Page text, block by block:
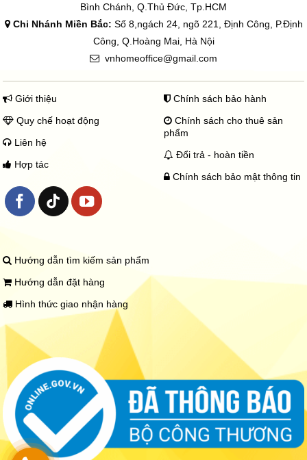
Bình Chánh, Q.Thủ Đức, Tp.HCM
Chi Nhánh Miền Bắc: Số 8,ngách 24, ngõ 221, Định Công, P.Định
Công, Q.Hoàng Mai, Hà Nội
vnhomeoffice@gmail.com
Giới thiệu
Quy chế hoạt động
Liên hệ
Hợp tác
Chính sách bảo hành
Chính sách cho thuê sản
phẩm
Đổi trả - hoàn tiền
Chính sách bảo mật thông tin
Hướng dẫn tìm kiếm sản phẩm
Hướng dẫn đặt hàng
Hình thức giao nhận hàng